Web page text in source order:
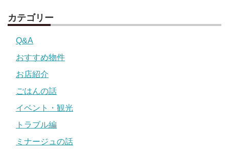
カテゴリー
Q&A
おすすめ物件
お店紹介
ごはんの話
イベント・観光
トラブル編
ミナージュの話